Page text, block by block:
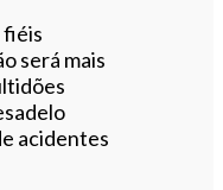
fiéis
será mais
acidentes